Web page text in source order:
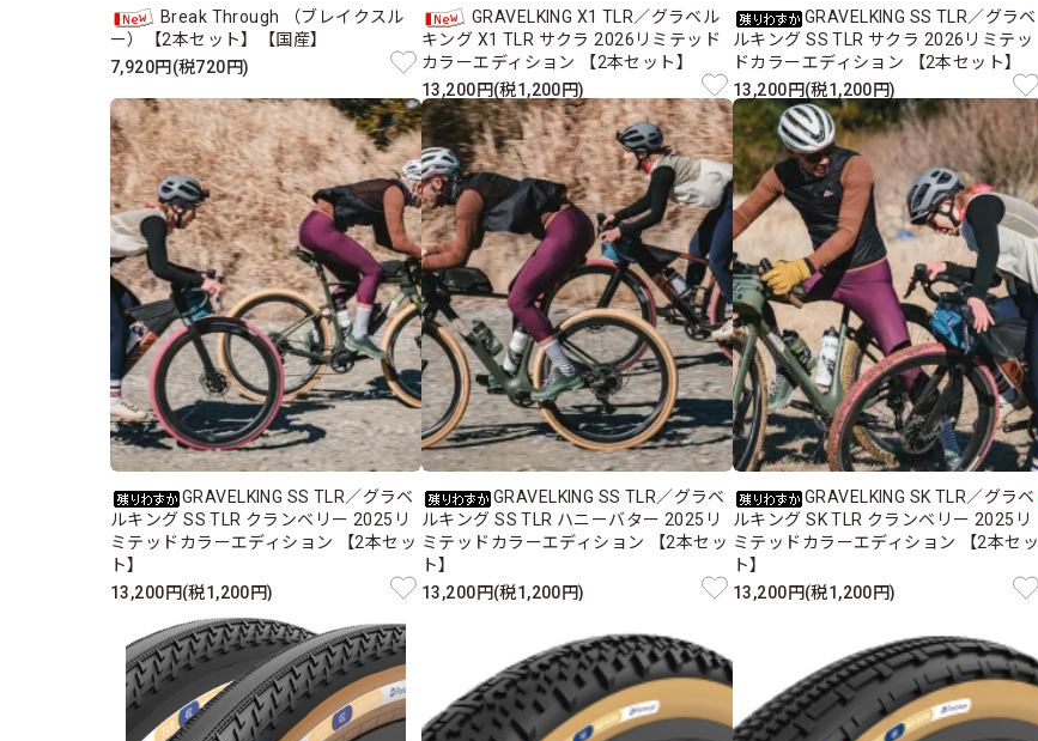
Break Through （ブレイクスル
ー）【2本セット】【国産】
7,920円(税720円)
GRAVELKING X1 TLR／グラベル
キング X1 TLR サクラ 2026リミテッド
カラーエディション 【2本セット】
13,200円(税1,200円)
GRAVELKING SS TLR／グラベ
ルキング SS TLR サクラ 2026リミテッ
ドカラーエディション 【2本セット】
13,200円(税1,200円)
GRAVELKING SS TLR／グラベ
ルキング SS TLR クランベリー 2025リ
ミテッドカラーエディション 【2本セッ
ト】
13,200円(税1,200円)
GRAVELKING SS TLR／グラベ
ルキング SS TLR ハニーバター 2025リ
ミテッドカラーエディション 【2本セッ
ト】
13,200円(税1,200円)
GRAVELKING SK TLR／グラベ
ルキング SK TLR クランベリー 2025リ
ミテッドカラーエディション 【2本セッ
ト】
13,200円(税1,200円)